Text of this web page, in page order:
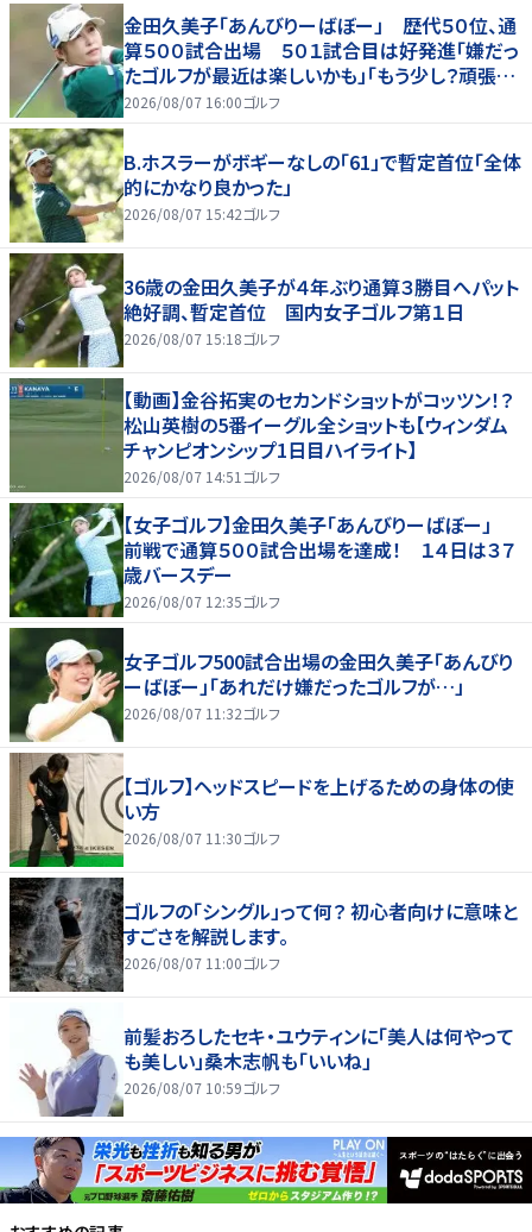
金田久美子「あんびりーばぼー」 歴代５０位、通
算５００試合出場 ５０１試合目は好発進「嫌だっ
たゴルフが最近は楽しいかも」「もう少し？頑張り
たいな」
2026/08/07 16:00ゴルフ
B.ホスラーがボギーなしの「61」で暫定首位「全体
的にかなり良かった」
2026/08/07 15:42ゴルフ
36歳の金田久美子が４年ぶり通算３勝目へパット
絶好調、暫定首位 国内女子ゴルフ第１日
2026/08/07 15:18ゴルフ
【動画】金谷拓実のセカンドショットがコッツン！？
松山英樹の5番イーグル全ショットも【ウィンダム
チャンピオンシップ1日目ハイライト】
2026/08/07 14:51 ゴルフ
【女子ゴルフ】金田久美子「あんびりーばぼー」
前戦で通算５００試合出場を達成！ １４日は３７
歳バースデー
2026/08/07 12:35ゴルフ
女子ゴルフ500試合出場の金田久美子「あんびり
ーばぼー」「あれだけ嫌だったゴルフが…」
2026/08/07 11:32ゴルフ
【ゴルフ】ヘッドスピードを上げるための身体の使
い方
2026/08/07 11:30ゴルフ
ゴルフの「シングル」って何？ 初心者向けに意味と
すごさを解説します。
2026/08/07 11:00ゴルフ
前髪おろしたセキ・ユウティンに「美人は何やって
も美しい」桑木志帆も「いいね」
2026/08/07 10:59ゴルフ